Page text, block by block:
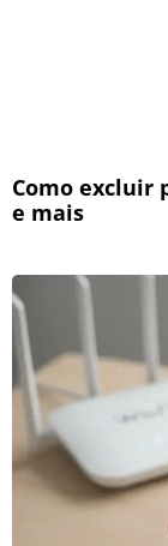
Como excluir
e mais